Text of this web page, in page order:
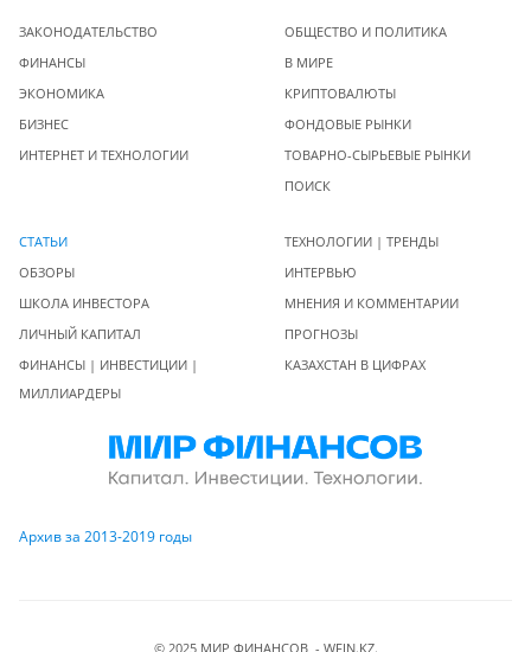
ЗАКОНОДАТЕЛЬСТВО
ФИНАНСЫ
ЭКОНОМИКА
БИЗНЕС
ИНТЕРНЕТ И ТЕХНОЛОГИИ
ОБЩЕСТВО И ПОЛИТИКА
В МИРЕ
КРИПТОВАЛЮТЫ
ФОНДОВЫЕ РЫНКИ
ТОВАРНО-СЫРЬЕВЫЕ РЫНКИ
ПОИСК
СТАТЬИ
ОБЗОРЫ
ШКОЛА ИНВЕСТОРА
ЛИЧНЫЙ КАПИТАЛ
ФИНАНСЫ | ИНВЕСТИЦИИ |
МИЛЛИАРДЕРЫ
ТЕХНОЛОГИИ | ТРЕНДЫ
ИНТЕРВЬЮ
МНЕНИЯ И КОММЕНТАРИИ
ПРОГНОЗЫ
КАЗАХСТАН В ЦИФРАХ
Архив за 2013-2019 годы
© 2025 МИР ФИНАНСОВ - WFIN.KZ.